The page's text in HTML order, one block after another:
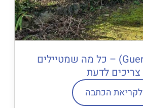
גרנזי (Guernsey) – כל מה שמטיילים
צריכים לדעת
לקריאת הכתבה